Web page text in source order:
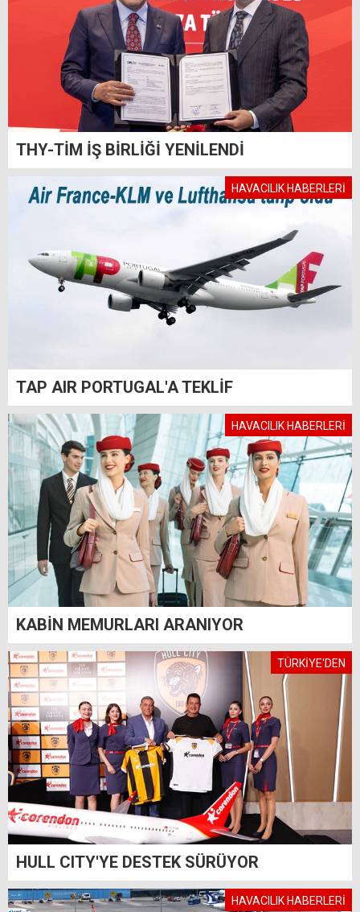
THY-TİM İŞ BİRLİĞİ YENİLENDİ
HAVACILIK HABERLERİ
TAP AIR PORTUGAL'A TEKLİF
HAVACILIK HABERLERİ
KABİN MEMURLARI ARANIYOR
TÜRKİYE'DEN
HULL CITY'YE DESTEK SÜRÜYOR
HAVACILIK HABERLERİ